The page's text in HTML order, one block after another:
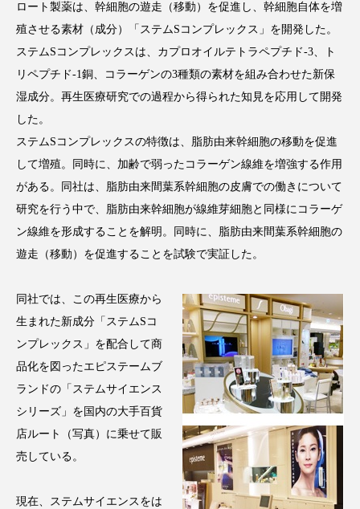
エクソソーム オーガニック オゾン
カウンセラー カウンセリング
クルエルティフリー クレンジング
クローズアップ ケーススタディ
コグニティブヘルス コスト削減
コルチゾール サステナビリティ
サステナブル美容 サプライチェーン
サロンクレンジング サロン戦略
サロン経営 サロン連略
スカルプ クレンジング 頻度 スカルプケア
スキンケア スキンケア 習慣
ロート製薬は、幹細胞の遊走（移動）を促進し、幹細胞自体を増
殖させる素材（成分）「ステムSコンプレックス」を開発した。
ステムSコンプレックスは、カプロオイルテトラペプチド-3、ト
リペプチド-1銅、コラーゲンの3種類の素材を組み合わせた新保
湿成分。再生医療研究での過程から得られた知見を応用して開発
した。
ステムSコンプレックスの特徴は、脂肪由来幹細胞の移動を促進
して増殖。同時に、加齢で弱ったコラーゲン線維を増強する作用
がある。同社は、脂肪由来間葉系幹細胞の皮膚での働きについて
研究を行う中で、脂肪由来幹細胞が線維芽細胞と同様にコラーゲ
ン線維を形成することを解明。同時に、脂肪由来間葉系幹細胞の
遊走（移動）を促進することを試験で実証した。
同社では、この再生医療から
生まれた新成分「ステムSコ
ンプレックス」を配合して商
品化を図ったエピステームブ
ランドの「ステムサイエンス
シリーズ」を国内の大手百貨
店ルート（写真）に乗せて販
売している。
現在、ステムサイエンスをは